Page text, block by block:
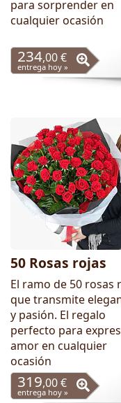
para sorprender en
cualquier ocasión
234,00 €
entrega hoy »
50 Rosas rojas
El ramo de 50 rosas
que transmite
y pasión. El regalo
perfecto para
amor en cualquier
ocasión
319,00 €
entrega hoy »